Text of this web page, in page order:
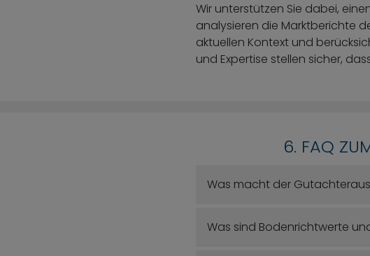
Wir unterstützen Sie dabei,
analysieren die Marktberichte
aktuellen Kontext und
und Expertise stellen sicher,
6. FAQ
Was macht der
Was sind Bodenrichtwerte